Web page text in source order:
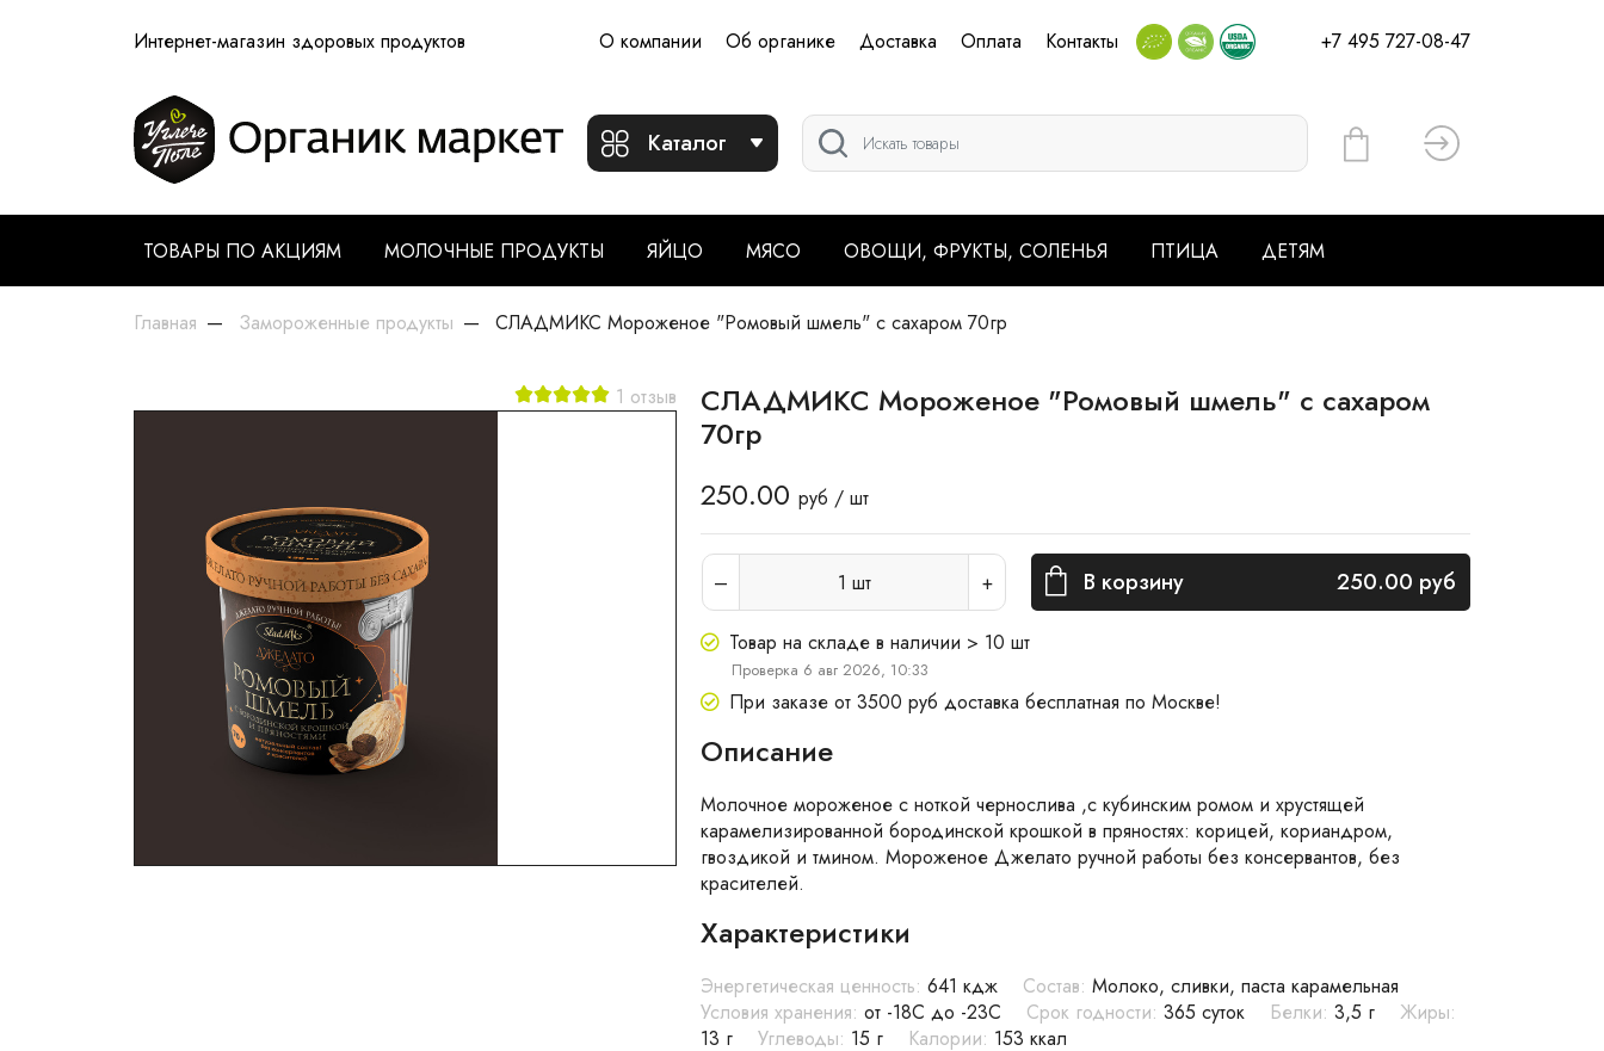
Интернет-магазин здоровых продуктов О компании Об органике Доставка Оплата Контакты +7 495 727-08-47
Каталог Вход
ТОВАРЫ ПО АКЦИЯМ МОЛОЧНЫЕ ПРОДУКТЫ ЯЙЦО МЯСО ОВОЩИ, ФРУКТЫ, СОЛЕНЬЯ ПТИЦА ДЕТЯМ
Главная Замороженные продукты СЛАДМИКС Мороженое "Ромовый шмель" с сахаром 70гр
1 отзыв
СЛАДМИКС Мороженое "Ромовый шмель" с сахаром
70гр
250.00 руб / шт
1 шт В корзину 250.00 руб
Товар на складе в наличии > 10 шт
Проверка 6 авг 2026, 10:33
При заказе от 3500 руб доставка бесплатная по Москве!
Описание
Молочное мороженое с ноткой чернослива ,с кубинским ромом и хрустящей
карамелизированной бородинской крошкой в пряностях: корицей, кориандром,
гвоздикой и тмином. Мороженое Джелато ручной работы без консервантов, без
красителей.
Характеристики
Энергетическая ценность: 641 кдж Состав: Молоко, сливки, паста карамельная
Условия хранения: от -18С до -23С Срок годности: 365 суток Белки: 3,5 г
Жиры:
13 г
Углеводы: 15 г Калории: 153 ккал